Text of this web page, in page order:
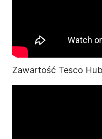
Zawartość Tesco